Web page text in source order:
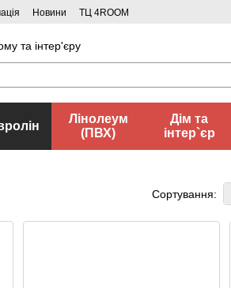
Новини ТЦ 4ROOM
та інтер'єру
Лінолеум
(ПВХ)
Дім та
інтер`єр
Сортування: